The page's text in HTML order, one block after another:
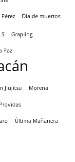
Pérez Día de muertos
Grapling
Paz
Jiujitsu Morena
Providas
Última Mañanera